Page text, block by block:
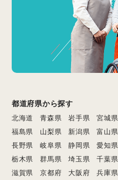
都道府県から探す
北海道 青森県 岩手県 宮城県
福島県
山梨県 新潟県 富山県
長野県
岐阜県 静岡県 愛知県
栃木県
群馬県 埼玉県 千葉県
滋賀県
京都府 大阪府 兵庫県